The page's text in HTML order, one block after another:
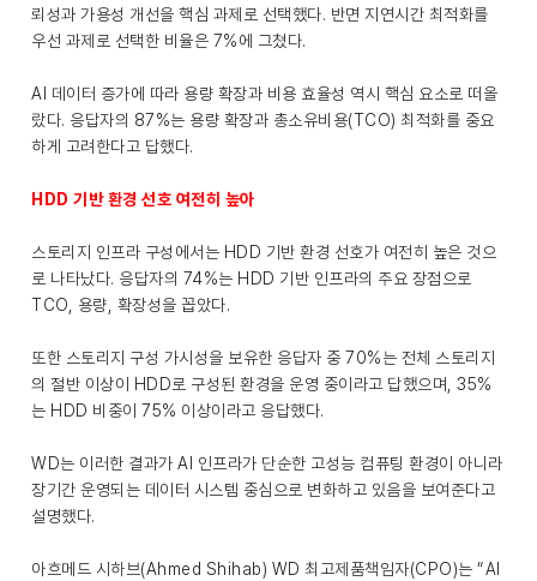
뢰성과 가용성 개선을 핵심 과제로 선택했다. 반면 지연시간 최적화를
우선 과제로 선택한 비율은 7%에 그쳤다.
AI 데이터 증가에 따라 용량 확장과 비용 효율성 역시 핵심 요소로 떠올
랐다. 응답자의 87%는 용량 확장과 총소유비용(TCO) 최적화를 중요
하게 고려한다고 답했다.
HDD 기반 환경 선호 여전히 높아
스토리지 인프라 구성에서는 HDD 기반 환경 선호가 여전히 높은 것으
로 나타났다. 응답자의 74%는 HDD 기반 인프라의 주요 장점으로
TCO, 용량, 확장성을 꼽았다.
또한 스토리지 구성 가시성을 보유한 응답자 중 70%는 전체 스토리지
의 절반 이상이 HDD로 구성된 환경을 운영 중이라고 답했으며, 35%
는 HDD 비중이 75% 이상이라고 응답했다.
WD는 이러한 결과가 AI 인프라가 단순한 고성능 컴퓨팅 환경이 아니라
장기간 운영되는 데이터 시스템 중심으로 변화하고 있음을 보여준다고
설명했다.
아흐메드 시하브(Ahmed Shihab) WD 최고제품책임자(CPO)는 “AI